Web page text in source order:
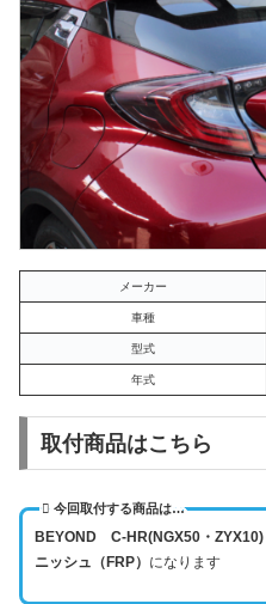
メーカー
車種
型式
年式
取付商品はこちら
今回取付する商品は…
BEYOND C-HR(NGX50・ZYX10)
ニッシュ（FRP） になります